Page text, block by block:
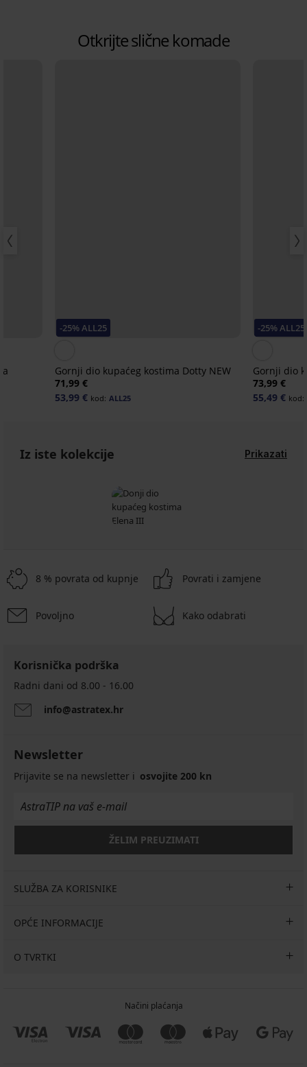
Otkrijte slične komade
-25% ALL25
Gornji dio kupaćeg kostima Dotty NEW
71,99 €
53,99 € kod: ALL25
-25% ALL25
Gornji dio
73,99 €
55,49 € kod:
Iz iste kolekcije Prikazati
8 % povrata od kupnje Povrati i zamjene
Povoljno Kako odabrati
Korisnička podrška
Radni dani od 8.00 - 16.00
info@astratex.hr
Newsletter
Prijavite se na newsletter i osvojite 200 kn
ŽELIM PREUZIMATI
SLUŽBA ZA KORISNIKE
OPĆE INFORMACIJE
O TVRTKI
Načini plaćanja